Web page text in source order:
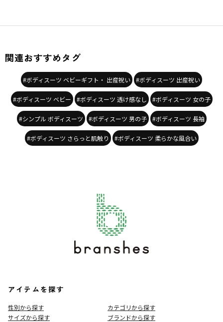
関連おすすめタグ
#ボディスーツ ベビーギフト・ 出産祝い #ボディスーツ 出産祝い
#ボディスーツ ベビー #ボディスーツ 透け感なし #ボディスーツ 女の子
#シンプル ボディスーツ #ボディスーツ 男の子 #ボディスーツ 長袖
#ボディスーツ さらっと肌触り #ボディスーツ 柔らかな風合い
アイテムを探す
性別から探す
カテゴリから探す
サイズから探す
ブランドから探す